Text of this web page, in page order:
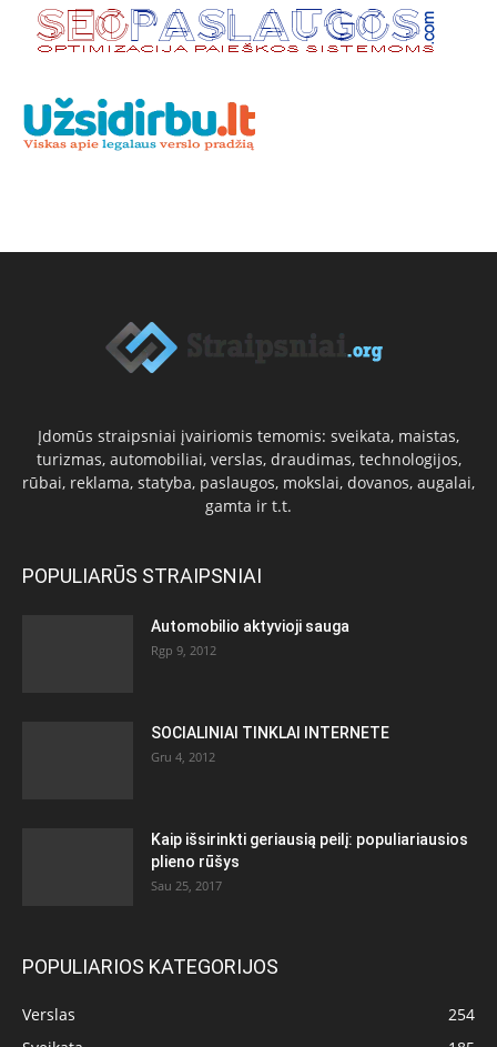
Įdomūs straipsniai įvairiomis temomis: sveikata, maistas,
turizmas, automobiliai, verslas, draudimas, technologijos,
rūbai, reklama, statyba, paslaugos, mokslai, dovanos, augalai,
gamta ir t.t.
POPULIARŪS STRAIPSNIAI
Automobilio aktyvioji sauga
Rgp 9, 2012
SOCIALINIAI TINKLAI INTERNETE
Gru 4, 2012
Kaip išsirinkti geriausią peilį: populiariausios
plieno rūšys
Sau 25, 2017
POPULIARIOS KATEGORIJOS
Verslas
254